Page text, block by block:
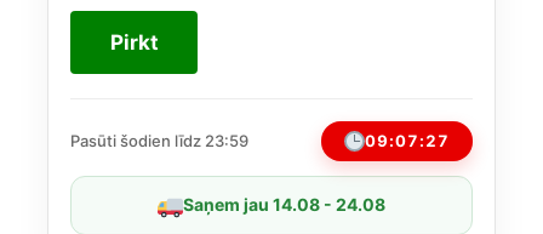
350,00 €.
232,67 €.
daudzums
Pirkt
Pasūti šodien līdz 23:59 09:07:27
Saņem jau 14.08 - 24.08